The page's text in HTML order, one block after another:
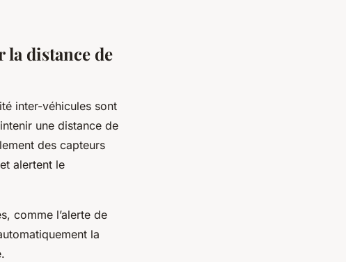
la distance de
inter-véhicules sont
une distance de
des capteurs
alertent le
comme l’alerte de
la